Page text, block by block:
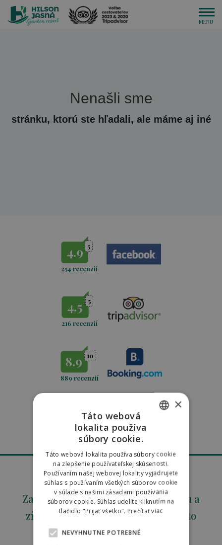
Nenašli sme
stránku, ktorú ste hľadali, ale máme aj iné
4.9 5
254 recenzií
4.5 5
216 recenzií
8.9 10
889 recenzií
4,7
recenzií
Zaregistrujte svoju e-mailovú adresu a
získajte okamžitú zľavu 5% už na túto
objednávku.
POLISH
×
Táto webová
lokalita používa
súbory cookie.
Táto webová lokalita používa súbory cookie
na zlepšenie používateľskej skúsenosti.
Používaním našej webovej lokality vyjadrujete
súhlas s používaním všetkých súborov cookie
v súlade s našimi zásadami používania
súborov cookie. Súhlas udelíte kliknutím na
tlačidlo "Prijať všetko". Prečítať viac
NEVYHNUTNE POTREBNÉ